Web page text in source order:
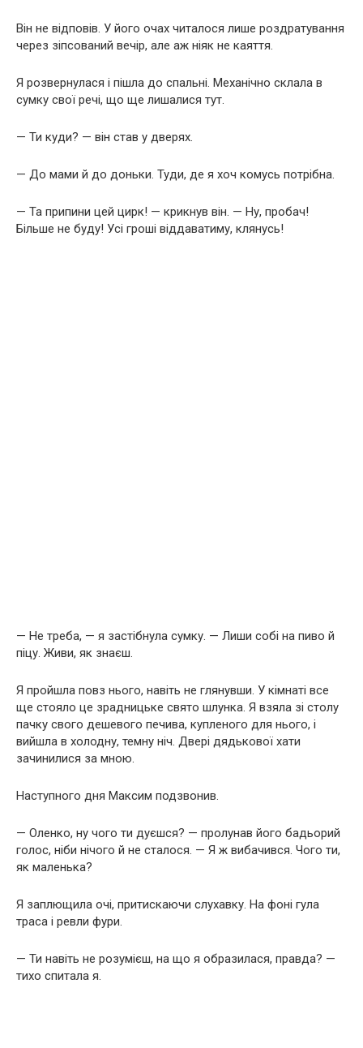
Він не відповів. У його очах читалося лише роздратування
через зіпсований вечір, але аж ніяк не каяття.
Я розвернулася і пішла до спальні. Механічно склала в
сумку свої речі, що ще лишалися тут.
— Ти куди? — він став у дверях.
— До мами й до доньки. Туди, де я хоч комусь потрібна.
— Та припини цей цирк! — крикнув він. — Ну, пробач!
Більше не буду! Усі гроші віддаватиму, клянусь!
— Не треба, — я застібнула сумку. — Лиши собі на пиво й
піцу. Живи, як знаєш.
Я пройшла повз нього, навіть не глянувши. У кімнаті все
ще стояло це зрадницьке свято шлунка. Я взяла зі столу
пачку свого дешевого печива, купленого для нього, і
вийшла в холодну, темну ніч. Двері дядькової хати
зачинилися за мною.
Наступного дня Максим подзвонив.
— Оленко, ну чого ти дуєшся? — пролунав його бадьорий
голос, ніби нічого й не сталося. — Я ж вибачився. Чого ти,
як маленька?
Я заплющила очі, притискаючи слухавку. На фоні гула
траса і ревли фури.
— Ти навіть не розумієш, на що я образилася, правда? —
тихо спитала я.